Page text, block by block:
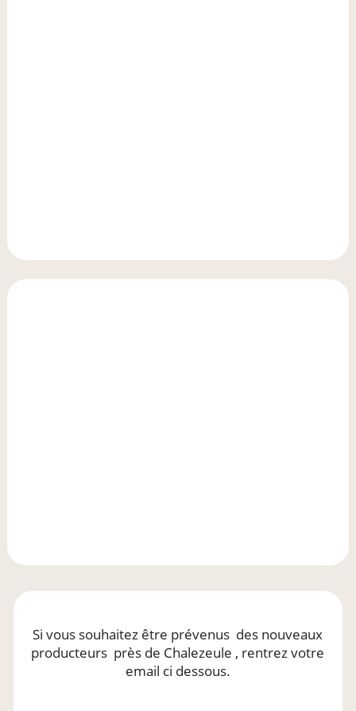
Si vous souhaitez être prévenus des nouveaux
producteurs près de Chalezeule , rentrez votre
email ci dessous.